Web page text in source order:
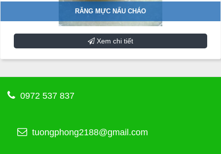
RĂNG MỰC NẤU CHÁO
Xem chi tiết
0972 537 837
tuongphong2188@gmail.com